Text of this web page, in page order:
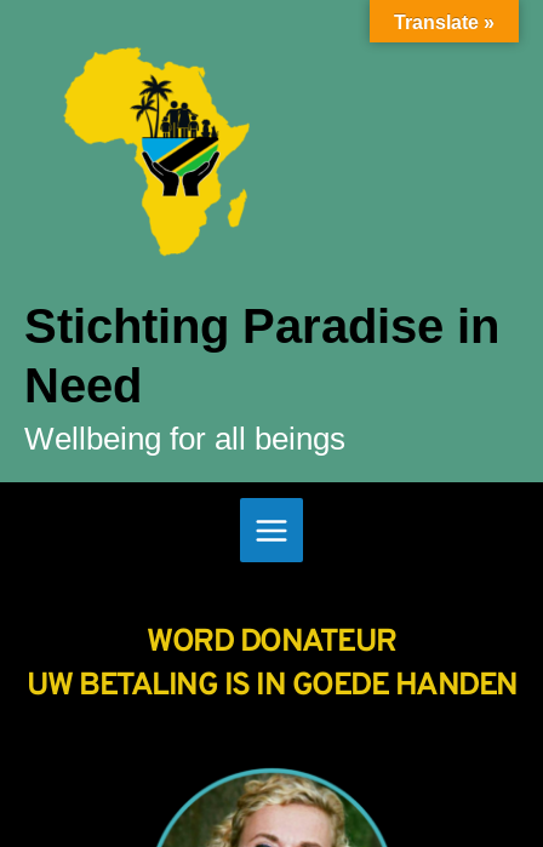
Stichting Paradise in
Need
Wellbeing for all beings
WORD DONATEUR
UW BETALING IS IN GOEDE HANDEN
Translate »